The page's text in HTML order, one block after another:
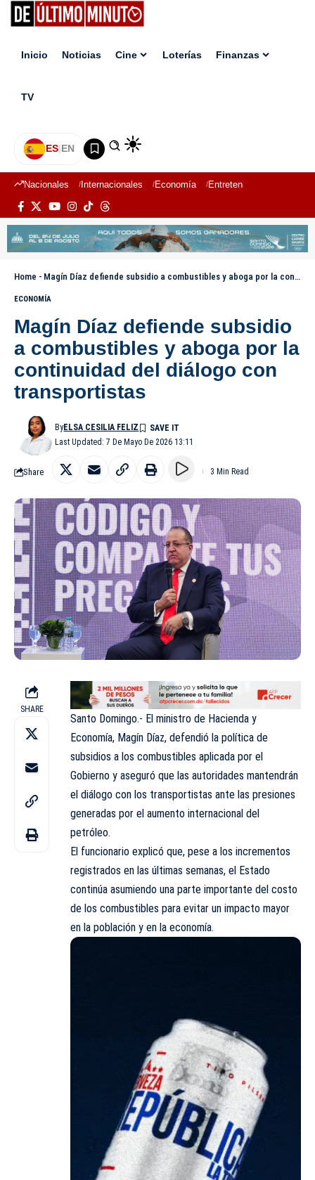
Inicio Noticias Cine Loterías Finanzas
TV
ES|EN
Nacionales Internacionales Economía Entretenimiento
Home - Magín Díaz defiende subsidio a combustibles y aboga por la continuidad del diálogo con transportistas
ECONOMÍA
Magín Díaz defiende subsidio
a combustibles y aboga por la
continuidad del diálogo con
transportistas
Last Updated: 7 De Mayo De 2026 13:11
ByELSA CESILIA FELIZ
Share 3 Min Read
SHARE
Santo Domingo.- El ministro de Hacienda y
Economía, Magín Díaz, defendió la política de
subsidios a los combustibles aplicada por el
Gobierno y aseguró que las autoridades mantendrán
el diálogo con los transportistas ante las presiones
generadas por el aumento internacional del
petróleo.
El funcionario explicó que, pese a los incrementos
registrados en las últimas semanas, el Estado
continúa asumiendo una parte importante del costo
de los combustibles para evitar un impacto mayor
en la población y en la economía.